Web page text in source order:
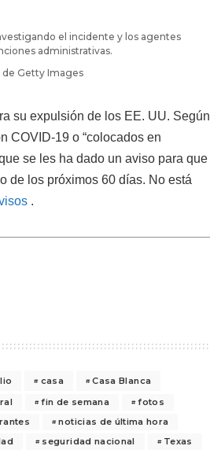
el incidente y los agentes
administrativas.
de Getty Images
su expulsión de los EE. UU. Según
COVID-19 o “colocados en
se les ha dado un aviso para que
de los próximos 60 días. No está
.
casa
Casa Blanca
fin de semana
fotos
noticias de última hora
seguridad nacional
Texas